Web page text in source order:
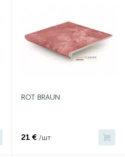
ROT BRAUN
21 € /шт